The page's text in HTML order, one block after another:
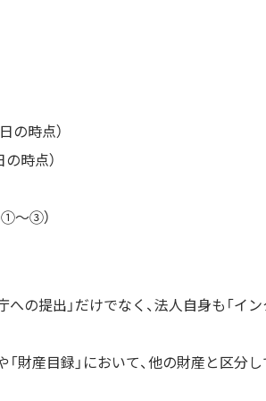
の時点）
時点）
～③）
の提出」だけでなく、法人自身も「イ
「財産目録」において、他の財産と区分